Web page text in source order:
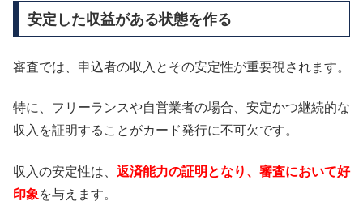
安定した収益がある状態を作る
審査では、申込者の収入とその安定性が重要視されます。
特に、フリーランスや自営業者の場合、安定かつ継続的な
収入を証明することがカード発行に不可欠です。
収入の安定性は、 返済能力の証明となり、審査において好
印象を与えます。